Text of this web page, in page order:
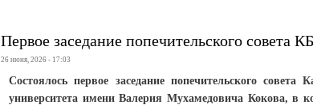
Первое заседание попечительского
26 июня, 2026 - 17:03
Состоялось первое заседание попечительского совета
университета имени Валерия Мухамедовича Кокова, в